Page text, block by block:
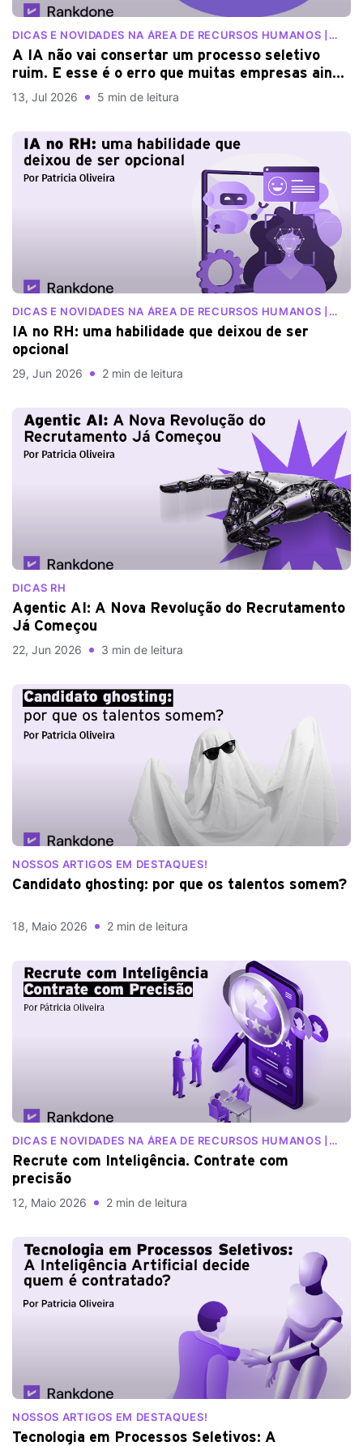
DICAS E NOVIDADES NA ÁREA DE RECURSOS HUMANOS |
A IA não vai consertar um processo seletivo
ruim. E esse é o erro que muitas empresas ainda
cometem
13, Jul 2026 5 min de leitura
DICAS E NOVIDADES NA ÁREA DE RECURSOS HUMANOS |
IA no RH: uma habilidade que deixou de ser
opcional
29, Jun 2026 2 min de leitura
DICAS RH
Agentic AI: A Nova Revolução do Recrutamento
Já Começou
22, Jun 2026 3 min de leitura
NOSSOS ARTIGOS EM DESTAQUES!
Candidato ghosting: por que os talentos somem?
18, Maio 2026 2 min de leitura
DICAS E NOVIDADES NA ÁREA DE RECURSOS HUMANOS |
Recrute com Inteligência. Contrate com
precisão
12, Maio 2026 2 min de leitura
NOSSOS ARTIGOS EM DESTAQUES!
Tecnologia em Processos Seletivos: A